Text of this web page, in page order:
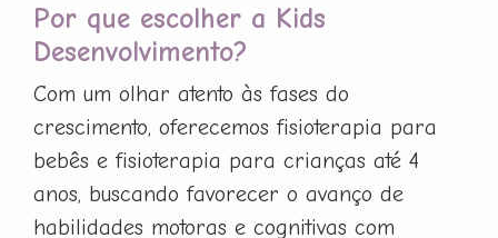
Por que escolher a Kids
Desenvolvimento?
Com um olhar atento às fases do
crescimento, oferecemos fisioterapia para
bebês e fisioterapia para crianças até 4
anos, buscando favorecer o avanço de
habilidades motoras e cognitivas com